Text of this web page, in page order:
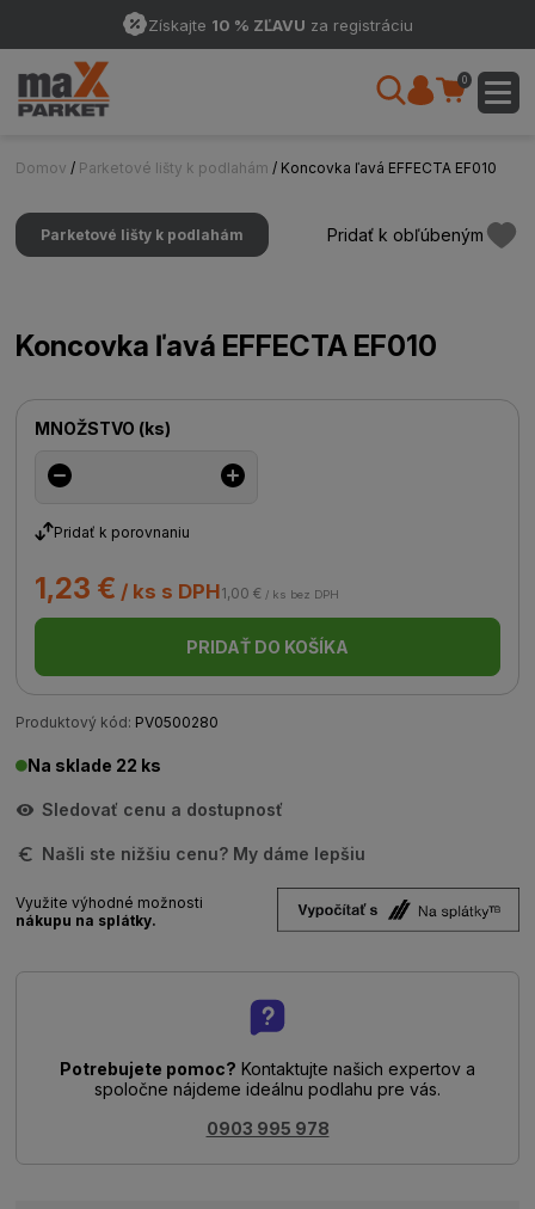
Získajte 10 % ZĽAVU za registráciu
0
Domov / Parketové lišty k podlahám / Koncovka ľavá EFFECTA EF010
Parketové lišty k podlahám Pridať k obľúbeným
Koncovka ľavá EFFECTA EF010
MNOŽSTVO (ks)
Pridať k porovnaniu
1,23 € / ks s DPH1,00 € / ks bez DPH
PRIDAŤ DO KOŠÍKA
Produktový kód: PV0500280
Na sklade 22 ks
Sledovať cenu a dostupnosť
Našli ste nižšiu cenu? My dáme lepšiu
Využite výhodné možnosti
nákupu na splátky.
Potrebujete pomoc? Kontaktujte našich expertov a
spoločne nájdeme ideálnu podlahu pre vás.
0903 995 978